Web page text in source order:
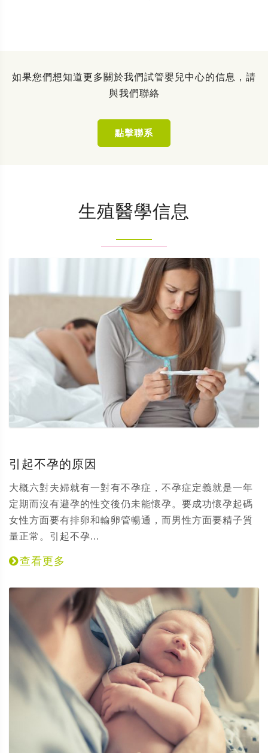
如果您們想知道更多關於我們試管嬰兒中心的信息，請
與我們聯絡
點擊聯系
生殖醫學信息
引起不孕的原因
大概六對夫婦就有一對有不孕症，不孕症定義就是一年
定期而沒有避孕的性交後仍未能懷孕。要成功懷孕起碼
女性方面要有排卵和輸卵管暢通，而男性方面要精子質
量正常。引起不孕...
查看更多